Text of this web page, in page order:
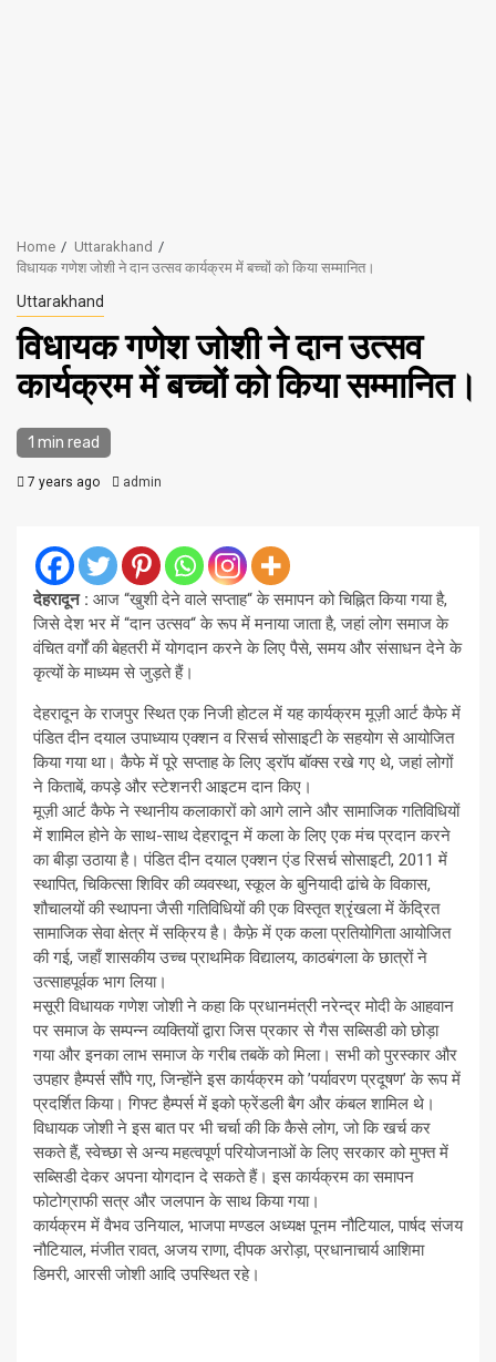
Home
Uttarakhand
विधायक गणेश जोशी ने दान उत्सव कार्यक्रम में बच्चों को किया सम्मानित।
Uttarakhand
विधायक गणेश जोशी ने दान उत्सव
कार्यक्रम में बच्चों को किया सम्मानित।
1 min read
7 years ago admin
देहरादून : आज “खुशी देने वाले सप्ताह“ के समापन को चिह्नित किया गया है,
जिसे देश भर में “दान उत्सव“ के रूप में मनाया जाता है, जहां लोग समाज के
वंचित वर्गों की बेहतरी में योगदान करने के लिए पैसे, समय और संसाधन देने के
कृत्यों के माध्यम से जुड़ते हैं।
देहरादून के राजपुर स्थित एक निजी होटल में यह कार्यक्रम मूज़ी आर्ट कैफे में
पंडित दीन दयाल उपाध्याय एक्शन व रिसर्च सोसाइटी के सहयोग से आयोजित
किया गया था। कैफे में पूरे सप्ताह के लिए ड्रॉप बॉक्स रखे गए थे, जहां लोगों
ने किताबें, कपड़े और स्टेशनरी आइटम दान किए।
मूज़ी आर्ट कैफे ने स्थानीय कलाकारों को आगे लाने और सामाजिक गतिविधियों
में शामिल होने के साथ-साथ देहरादून में कला के लिए एक मंच प्रदान करने
का बीड़ा उठाया है। पंडित दीन दयाल एक्शन एंड रिसर्च सोसाइटी, 2011 में
स्थापित, चिकित्सा शिविर की व्यवस्था, स्कूल के बुनियादी ढांचे के विकास,
शौचालयों की स्थापना जैसी गतिविधियों की एक विस्तृत श्रृंखला में केंद्रित
सामाजिक सेवा क्षेत्र में सक्रिय है। कैफ़े में एक कला प्रतियोगिता आयोजित
की गई, जहाँ शासकीय उच्च प्राथमिक विद्यालय, काठबंगला के छात्रों ने
उत्साहपूर्वक भाग लिया।
मसूरी विधायक गणेश जोशी ने कहा कि प्रधानमंत्री नरेन्द्र मोदी के आहवान
पर समाज के सम्पन्न व्यक्तियों द्वारा जिस प्रकार से गैस सब्सिडी को छोड़ा
गया और इनका लाभ समाज के गरीब तबकें को मिला। सभी को पुरस्कार और
उपहार हैम्पर्स सौंपे गए, जिन्होंने इस कार्यक्रम को ’पर्यावरण प्रदूषण’ के रूप में
प्रदर्शित किया। गिफ्ट हैम्पर्स में इको फ्रेंडली बैग और कंबल शामिल थे।
विधायक जोशी ने इस बात पर भी चर्चा की कि कैसे लोग, जो कि खर्च कर
सकते हैं, स्वेच्छा से अन्य महत्वपूर्ण परियोजनाओं के लिए सरकार को मुफ्त में
सब्सिडी देकर अपना योगदान दे सकते हैं। इस कार्यक्रम का समापन
फोटोग्राफी सत्र और जलपान के साथ किया गया।
कार्यक्रम में वैभव उनियाल, भाजपा मण्डल अध्यक्ष पूनम नौटियाल, पार्षद संजय
नौटियाल, मंजीत रावत, अजय राणा, दीपक अरोड़ा, प्रधानाचार्य आशिमा
डिमरी, आरसी जोशी आदि उपस्थित रहे।